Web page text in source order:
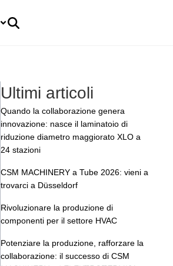
Ultimi articoli
Quando la collaborazione genera
innovazione: nasce il laminatoio di
riduzione diametro maggiorato XLO a
24 stazioni
CSM MACHINERY a Tube 2026: vieni a
trovarci a Düsseldorf
Rivoluzionare la produzione di
componenti per il settore HVAC
Potenziare la produzione, rafforzare la
collaborazione: il successo di CSM